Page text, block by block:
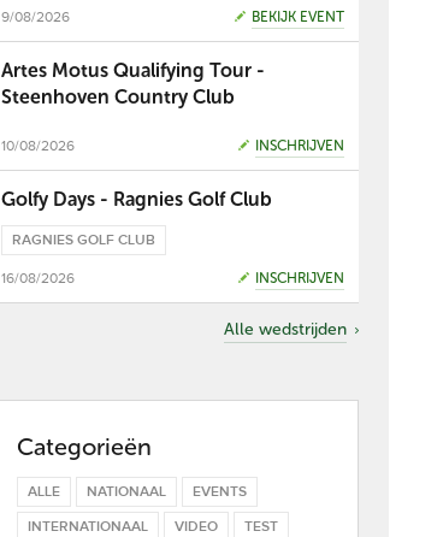
9/08/2026 BEKIJK EVENT
Artes Motus Qualifying Tour -
Steenhoven Country Club
10/08/2026 INSCHRIJVEN
Golfy Days - Ragnies Golf Club
RAGNIES GOLF CLUB
16/08/2026 INSCHRIJVEN
Alle wedstrijden
Categorieën
ALLE NATIONAAL
EVENTS
INTERNATIONAAL
VIDEO TEST